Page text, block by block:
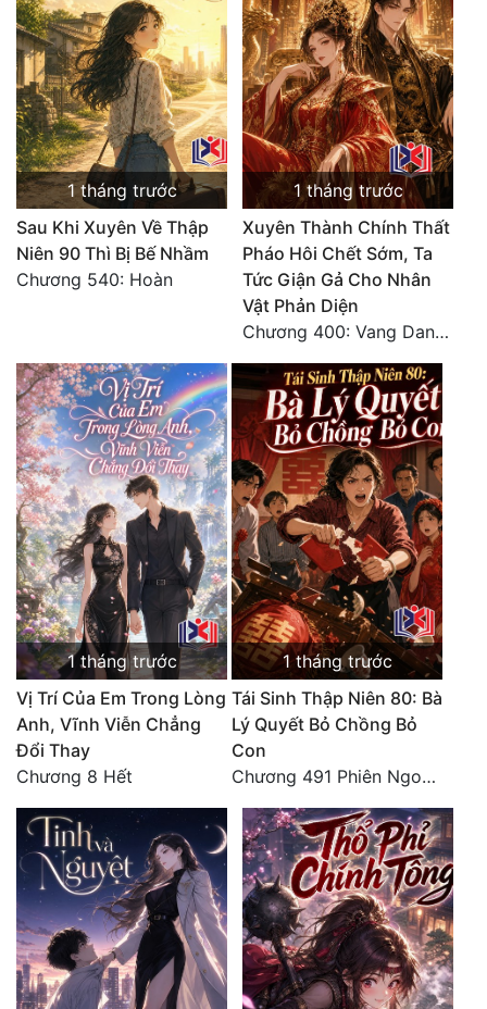
1 tháng trước
Sau Khi Xuyên Về Thập
Niên 90 Thì Bị Bế Nhầm
Chương 540: Hoàn
1 tháng trước
Xuyên Thành Chính Thất
Pháo Hôi Chết Sớm, Ta
Tức Giận Gả Cho Nhân
Vật Phản Diện
Chương 400: Vang Danh Thiên Hạ (Hết)
1 tháng trước
Vị Trí Của Em Trong Lòng
Anh, Vĩnh Viễn Chẳng
Đổi Thay
Chương 8 Hết
1 tháng trước
Tái Sinh Thập Niên 80: Bà
Lý Quyết Bỏ Chồng Bỏ
Con
Chương 491 Phiên Ngoại Đào Hoa - Quả Báo Cuối Đời, Chết Trong Cô Độc (hết)